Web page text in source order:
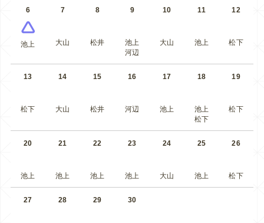
6
池上
7
大山
8
松井
9
池上
河辺
10
大山
11
池上
12
松下
13
松下
14
大山
15
松井
16
河辺
17
池上
18
池上
松下
19
松下
20
池上
21
池上
22
池上
23
池上
24
大山
25
池上
26
松下
27 28 29 30